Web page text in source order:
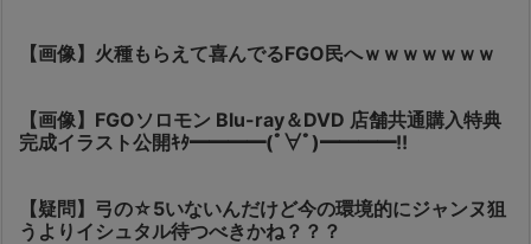
【画像】火種もらえて喜んでるFGO民へｗｗｗｗｗｗｗ
【画像】FGOソロモン Blu-ray＆DVD 店舗共通購入特典
完成イラスト公開ｷﾀ━━━━(ﾟ∀ﾟ)━━━━!!
【疑問】弓の☆5いないんだけど今の環境的にジャンヌ狙
うよりイシュタル待つべきかね？？？